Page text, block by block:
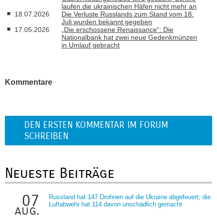
laufen die ukrainischen Häfen nicht mehr an
18.07.2026
Die Verluste Russlands zum Stand vom 18.
Juli wurden bekannt gegeben
17.05.2026
„Die erschossene Renaissance“: Die
Nationalbank hat zwei neue Gedenkmünzen
in Umlauf gebracht
Kommentare
DEN ERSTEN KOMMENTAR IM FORUM
SCHREIBEN
Neueste Beiträge
07
aug.
Russland hat 147 Drohnen auf die Ukraine abgefeuert; die
Luftabwehr hat 114 davon unschädlich gemacht